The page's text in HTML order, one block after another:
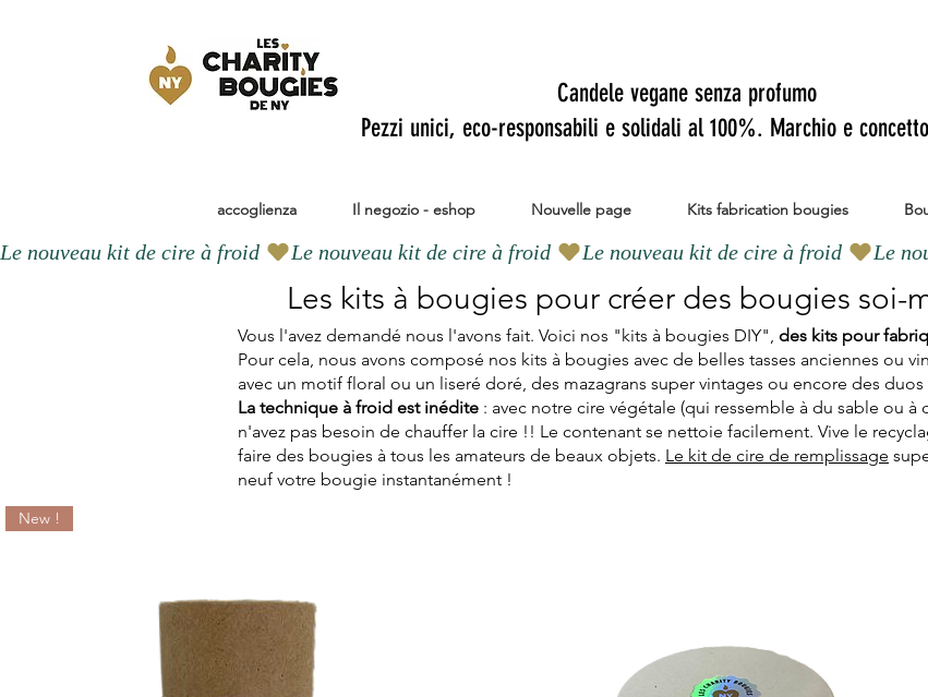
Candele vegane senza profumo
Pezzi unici, eco-responsabili e solidali al 100%. Marchio e
accoglienza Il negozio - eshop Nouvelle page Kits fabrication bougies
Le nouveau kit de cire à froid
Les kits à bougies pour créer des bougies soi-
Vous l'avez demandé nous l'avons fait. Voici nos "kits à bougies DIY", des kits pour
Pour cela, nous avons composé nos kits à bougies avec de belles tasses anciennes ou
avec un motif floral ou un liseré doré, des mazagrans super vintages ou encore des
La technique à froid est inédite : avec notre cire végétale (qui ressemble à du sable ou
n'avez pas besoin de chauffer la cire !! Le contenant se nettoie facilement. Vive le
faire des bougies à tous les amateurs de beaux objets. Le kit de cire de remplissage
neuf votre bougie instantanément !
New !